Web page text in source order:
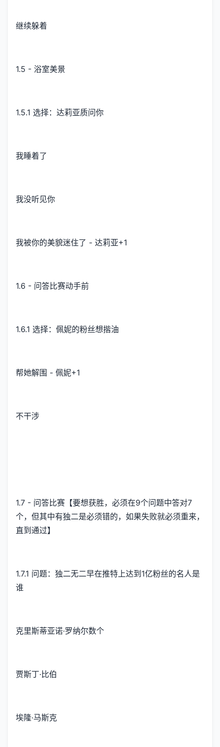
继续躲着
1.5 - 浴室美景
1.5.1 选择：达莉亚质问你
我睡着了
我没听见你
我被你的美貌迷住了 - 达莉亚+1
1.6 - 问答比赛动手前
1.6.1 选择：佩妮的粉丝想揩油
帮她解围 - 佩妮+1
不干涉
1.7 - 问答比赛【要想获胜，必须在9个问题中答对7
个，但其中有独二是必须错的，如果失败就必须重来，
直到通过】
1.7.1 问题：独二无二早在推特上达到1亿粉丝的名人是
谁
克里斯蒂亚诺·罗纳尔数个
贾斯丁·比伯
埃隆·马斯克